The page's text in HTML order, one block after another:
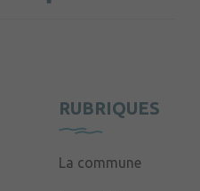
RUBRIQUES
La commune